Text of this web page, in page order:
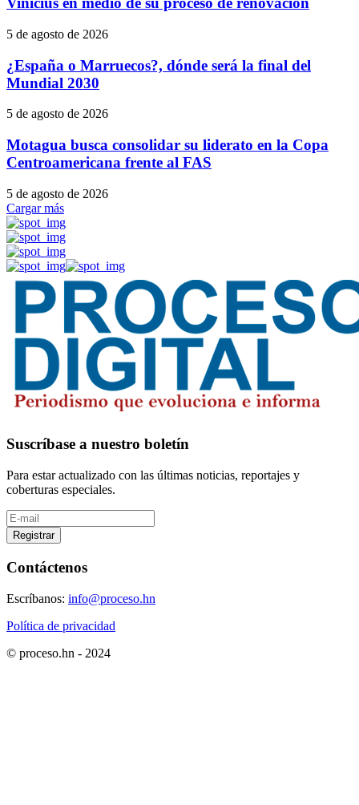
5 de agosto de 2026
¿España o Marruecos?, dónde será la final del
Mundial 2030
5 de agosto de 2026
Motagua busca consolidar su liderato en la Copa
Centroamericana frente al FAS
5 de agosto de 2026
Cargar más
Suscríbase a nuestro boletín
Para estar actualizado con las últimas noticias, reportajes y
coberturas especiales.
Registrar
Contáctenos
Escríbanos: info@proceso.hn
Política de privacidad
© proceso.hn - 2024